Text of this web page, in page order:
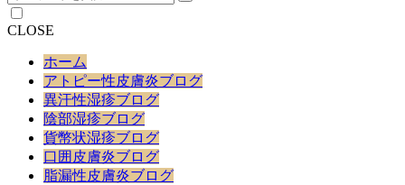
CLOSE
ホーム
アトピー性皮膚炎ブログ
異汗性湿疹ブログ
陰部湿疹ブログ
貨幣状湿疹ブログ
口囲皮膚炎ブログ
脂漏性皮膚炎ブログ